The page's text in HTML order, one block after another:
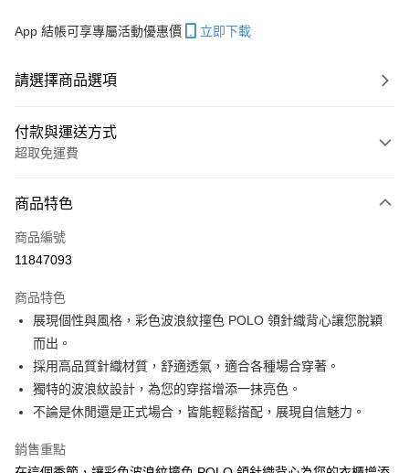
App 結帳可享專屬活動優惠價 立即下載
請選擇商品選項
付款與運送方式
超取免運費
信用卡一次付款
超商取貨付款
運送方式
全家取貨付款
免運費
付款後全家取貨
免運費
商品特色
商品編號
11847093
商品特色
展現個性與風格，彩色波浪紋撞色 POLO 領針織背心讓您脫穎
而出。
採用高品質針織材質，舒適透氣，適合各種場合穿著。
獨特的波浪紋設計，為您的穿搭增添一抹亮色。
不論是休閒還是正式場合，皆能輕鬆搭配，展現自信魅力。
銷售重點